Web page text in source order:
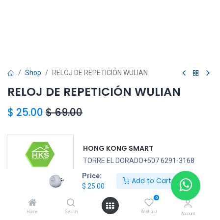
Price:
$ 25.00
Add to Cart
Home Search
0
Wishlist Account
Shop RELOJ DE REPETICIÓN WULIAN
RELOJ DE REPETICIÓN WULIAN
$ 25.00 $69.00
HONG KONG SMART
TORRE EL DORADO+507 6291-3168
WULIAN